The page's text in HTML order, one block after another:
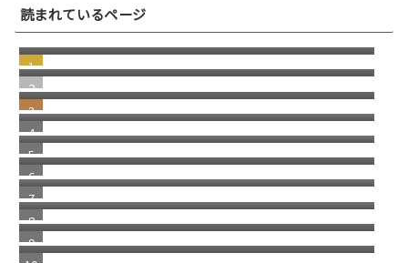
読まれているページ
突然届いた"Paris付近で新しいデバイスから
先ほどログインしましたか？"という引っか
けスパムメール
若い頃の失敗が、今の自分を助けてくれる瞬
間
windows11 への切り替え Becky2 メール 設定
の移行
日本にはパソコン修理店が多いという話
部品市場のリアルな裏側
消えた スコッチブランドの 貼ってはがせるテ
ープ
自分で考えることの重要性
福岡銀行の相次ぐ不祥事
2026/1 Update Paypal／ペイパルで月末残高
（入金）を確認する方法 リニューアル版
進化する画像システム／グーグルレンズを使
ってショップへ誘導